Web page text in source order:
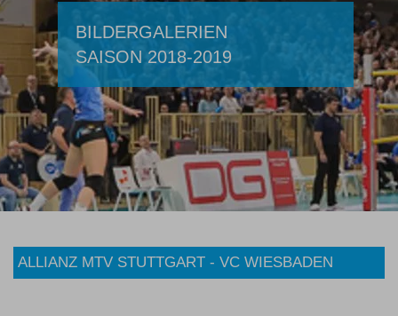
BILDERGALERIEN
SAISON 2018-2019
ALLIANZ MTV STUTTGART - VC WIESBADEN